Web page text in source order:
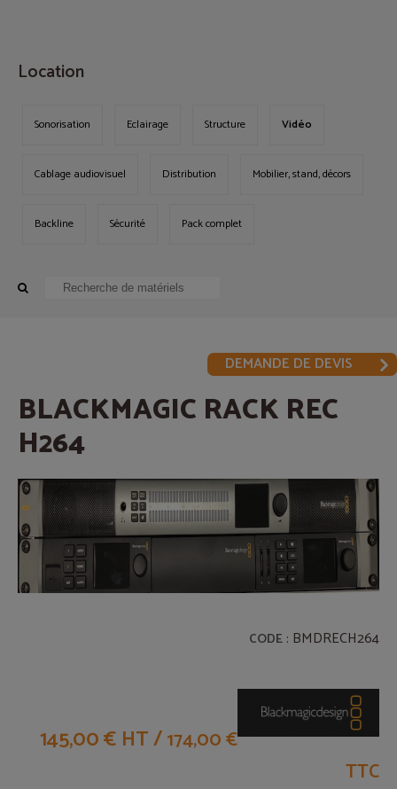
Location
Sonorisation Eclairage Structure Vidéo
Cablage audiovisuel Distribution Mobilier, stand, décors
Backline Sécurité Pack complet
DEMANDE DE DEVIS
BLACKMAGIC RACK REC
H264
CODE : BMDRECH264
145,00 € HT/174,00 €
TTC